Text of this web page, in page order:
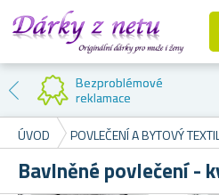
Bezproblémové
reklamace
ÚVOD
POVLEČENÍ A BYTOVÝ
Bavlněné povlečení -